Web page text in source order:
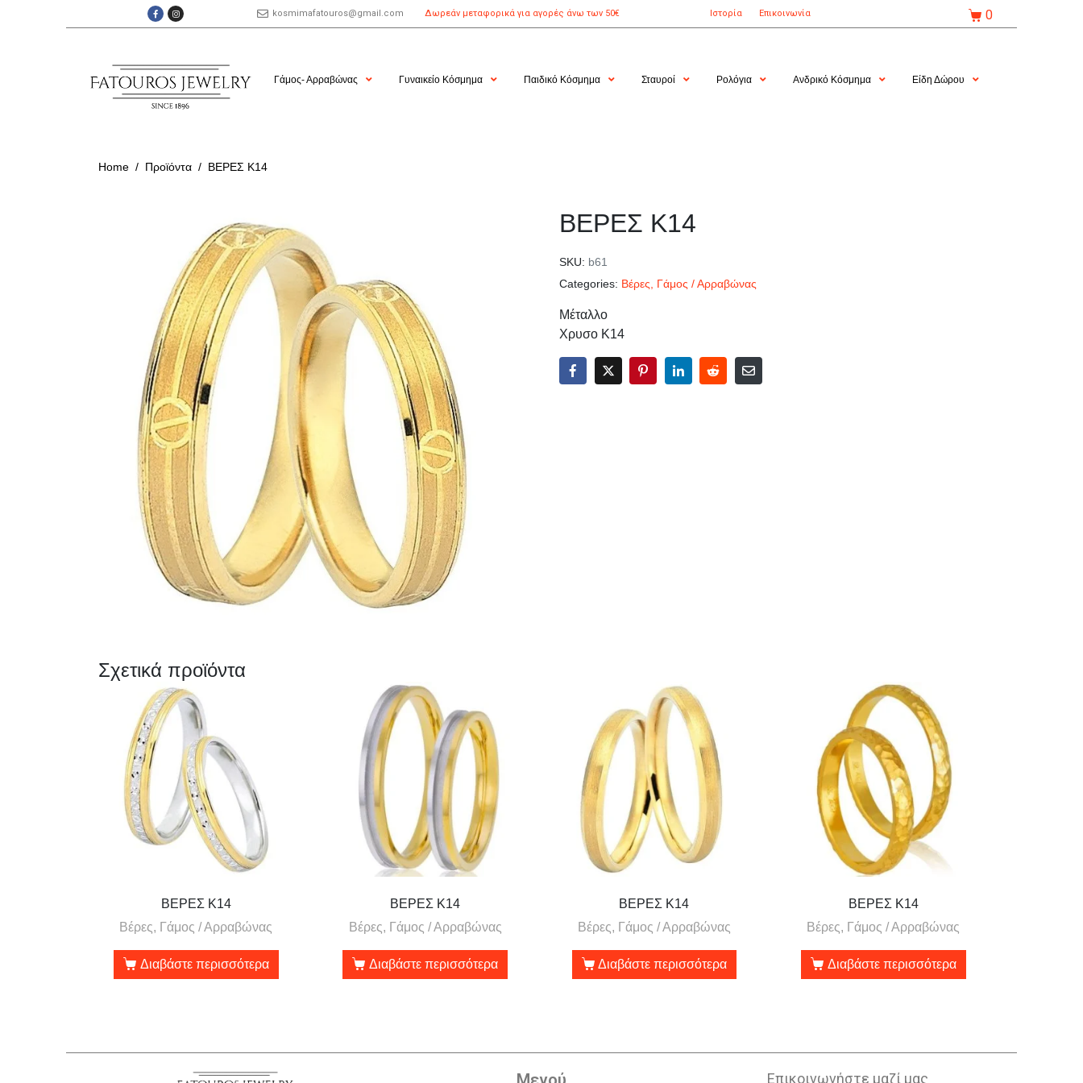
kosmimafatouros@gmail.com Δωρεάν μεταφορικά για αγορές άνω των 50€ Ιστορία Επικοινωνία 0
Γάμος- Αρραβώνας Γυναικείο Κόσμημα Παιδικό Κόσμημα Σταυροί Ρολόγια Ανδρικό Κόσμημα Είδη Δώρου
Home Προϊόντα ΒΕΡΕΣ Κ14
ΒΕΡΕΣ Κ14
SKU: b61
Categories: Βέρες Γάμος / Αρραβώνας
Μέταλλο
Χρυσο Κ14
Σχετικά προϊόντα
ΒΕΡΕΣ Κ14
Βέρες, Γάμος / Αρραβώνας
Διαβάστε περισσότερα
ΒΕΡΕΣ Κ14
Βέρες, Γάμος / Αρραβώνας
Διαβάστε περισσότερα
ΒΕΡΕΣ Κ14
Βέρες, Γάμος / Αρραβώνας
Διαβάστε περισσότερα
ΒΕΡΕΣ Κ14
Βέρες, Γάμος / Αρραβώνας
Διαβάστε περισσότερα
Επικοινωνήστε μαζί μας